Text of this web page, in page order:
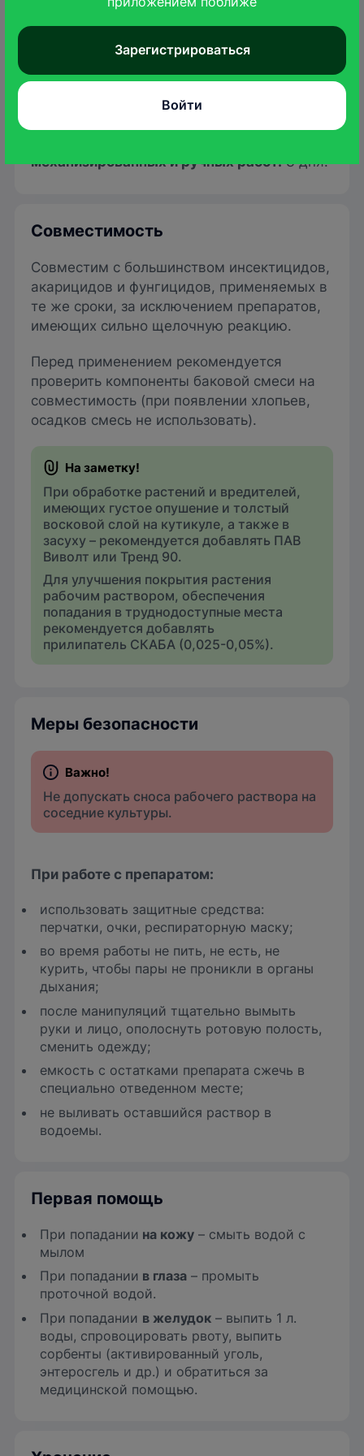
Обработки следует начинать при низкой
заселенности целевым вредителем.
механизированных и ручных работ:3 дня.
Совместимость
Совместим с большинством инсектицидов,
акарицидов и фунгицидов, применяемых в
те же сроки, за исключением препаратов,
имеющих сильно щелочную реакцию.
Перед применением рекомендуется
проверить компоненты баковой смеси на
совместимость (при появлении хлопьев,
осадков смесь не использовать).
При обработке растений и вредителей,
имеющих густое опушение и толстый
восковой слой на кутикуле, а также в
засуху – рекомендуется добавлять ПАВ
Виволт или Тренд 90.
Для улучшения покрытия растения
рабочим раствором, обеспечения
попадания в труднодоступные места
рекомендуется добавлять
прилипатель СКАБА (0,025-0,05%).
Меры безопасности
Не допускать сноса рабочего раствора на
соседние культуры.
При работе с препаратом:
использовать защитные средства:
перчатки, очки, респираторную маску;
во время работы не пить, не есть, не
курить, чтобы пары не проникли в органы
дыхания;
после манипуляций тщательно вымыть
руки и лицо, ополоснуть ротовую полость,
сменить одежду;
емкость с остатками препарата сжечь в
специально отведенном месте;
не выливать оставшийся раствор в
водоемы.
Первая помощь
При попадании на кожу – смыть водой с
мылом
При попадании в глаза – промыть
проточной водой.
При попадании в желудок – выпить 1 л.
воды, спровоцировать рвоту, выпить
сорбенты (активированный уголь,
энтеросгель и др.) и обратиться за
медицинской помощью.
Зарегистрироваться
Войти